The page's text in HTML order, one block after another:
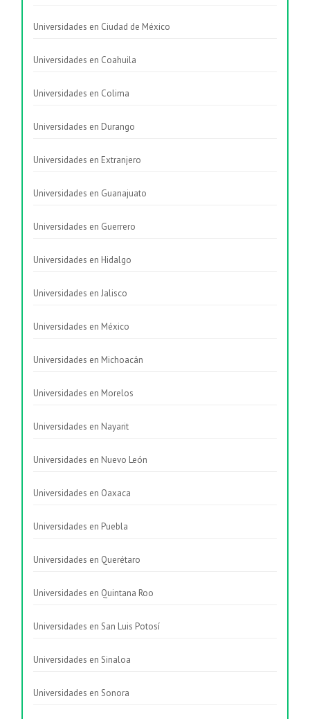
Universidades en Ciudad de México
Universidades en Coahuila
Universidades en Colima
Universidades en Durango
Universidades en Extranjero
Universidades en Guanajuato
Universidades en Guerrero
Universidades en Hidalgo
Universidades en Jalisco
Universidades en México
Universidades en Michoacán
Universidades en Morelos
Universidades en Nayarit
Universidades en Nuevo León
Universidades en Oaxaca
Universidades en Puebla
Universidades en Querétaro
Universidades en Quintana Roo
Universidades en San Luis Potosí
Universidades en Sinaloa
Universidades en Sonora